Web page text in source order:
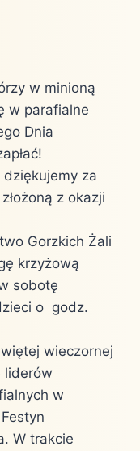
w minioną
w parafialne
Dnia
za
z okazji
Gorzkich Żali
krzyżową
sobotę
o godz.
wieczornej
liderów
w
W trakcie